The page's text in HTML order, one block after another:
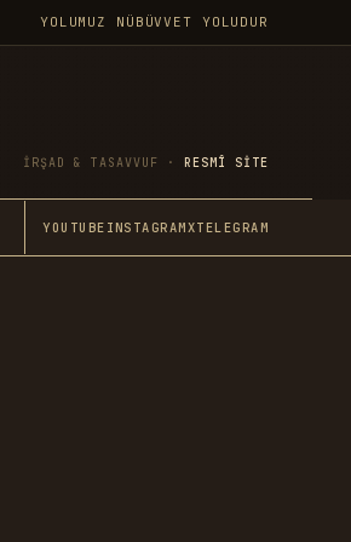
YOLUMUZ NÜBÜVVET YOLUDUR
İRŞAD & TASAVVUF · RESMÎ SITE
YOUTUBE INSTAGRAMXTELEGRAM